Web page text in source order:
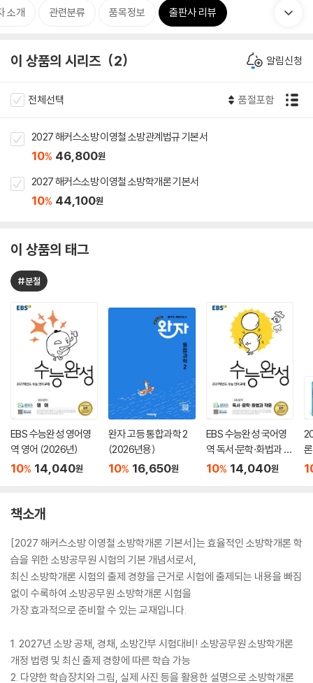
소개 관련분류 품목정보 출판사 리뷰
이 상품의 시리즈 2 알림신청
전체선택 품절포함
2027 해커스소방 이영철 소방관계법규 기본서
10% 46,800원
2027 해커스소방 이영철 소방학개론 기본서
10% 44,100원
이 상품의 태그
#분철
EBS 수능완성 영어영
역 영어 (2026년)
10% 14,040원
완자 고등 통합과학 2
(2026년용)
10% 16,650원
EBS 수능완성 국어영
역 독서·문학·화법과 작
문 (2026년)
10% 14,040원
(
책소개
[2027 해커스소방 이영철 소방학개론 기본서]는 효율적인 소방학개론 학
습을 위한 소방공무원 시험의 기본 개념서로서,
최신 소방학개론 시험의 출제 경향을 근거로 시험에 출제되는 내용을 빠짐
없이 수록하여 소방공무원 소방학개론 시험을
가장 효과적으로 준비할 수 있는 교재입니다.
1. 2027년 소방 공채, 경채, 소방간부 시험대비! 소방공무원 소방학개론
개정 법령 및 최신 출제 경향에 따른 학습 가능
2. 다양한 학습장치와 그림, 실제 사진 등을 활용한 설명으로 소방학개론